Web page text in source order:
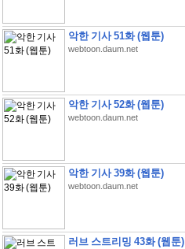
악한 기사 51화 (웹툰)
webtoon.daum.net
악한 기사 52화 (웹툰)
webtoon.daum.net
악한 기사 39화 (웹툰)
webtoon.daum.net
러브 스트리밍 43화 (웹툰)